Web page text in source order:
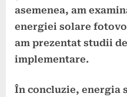
asemenea, am
energiei solare
am prezentat studii
implementare.
În concluzie, energia